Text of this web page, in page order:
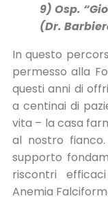
9) Osp.
(Dr.
In questo
permesso alla
questi anni di
a centinai di
vita – la casa
al nostro
supporto
riscontri
Anemia